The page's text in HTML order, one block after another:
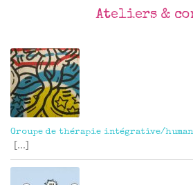
Ateliers &
Groupe de thérapie intégrative/
[...]